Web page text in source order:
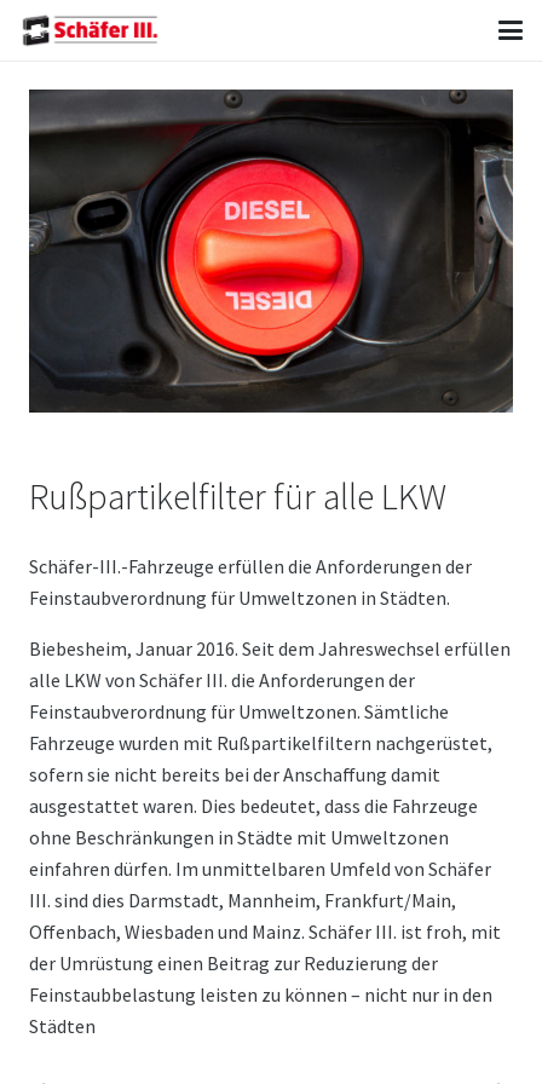
Rußpartikelfilter für alle LKW
Schäfer-III.-Fahrzeuge erfüllen die Anforderungen der
Feinstaubverordnung für Umweltzonen in Städten.
Biebesheim, Januar 2016. Seit dem Jahreswechsel erfüllen
alle LKW von Schäfer III. die Anforderungen der
Feinstaubverordnung für Umweltzonen. Sämtliche
Fahrzeuge wurden mit Rußpartikelfiltern nachgerüstet,
sofern sie nicht bereits bei der Anschaffung damit
ausgestattet waren. Dies bedeutet, dass die Fahrzeuge
ohne Beschränkungen in Städte mit Umweltzonen
einfahren dürfen. Im unmittelbaren Umfeld von Schäfer
III. sind dies Darmstadt, Mannheim, Frankfurt/Main,
Offenbach, Wiesbaden und Mainz. Schäfer III. ist froh, mit
der Umrüstung einen Beitrag zur Reduzierung der
Feinstaubbelastung leisten zu können – nicht nur in den
Städten